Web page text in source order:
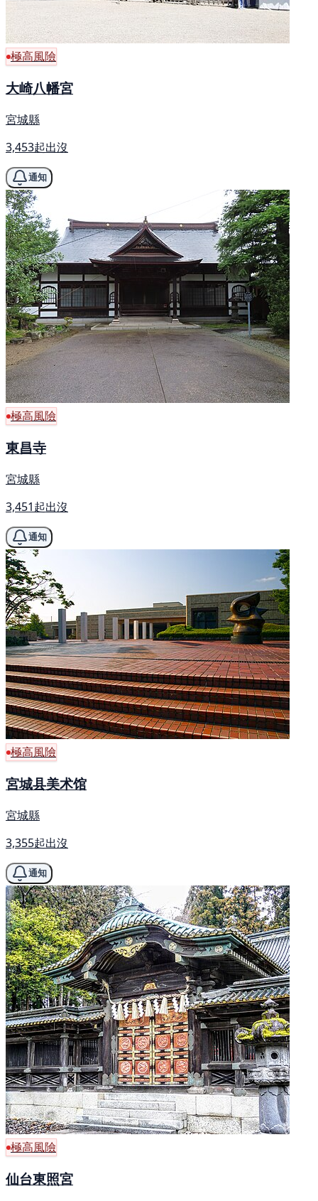
極高風險
大崎八幡宮
宮城縣
3,453起出沒
通知
極高風險
東昌寺
宮城縣
3,451起出沒
通知
極高風險
宮城县美术馆
宮城縣
3,355起出沒
通知
極高風險
仙台東照宮